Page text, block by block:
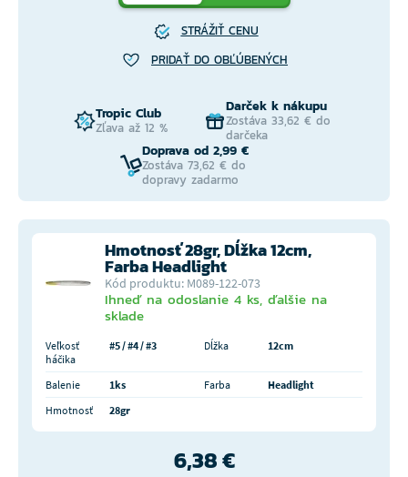
STRÁŽIŤ CENU
PRIDAŤ DO OBĽÚBENÝCH
Tropic Club
Zľava až 12 %
Darček k nákupu
Zostáva 33,62 € do
darčeka
Doprava od 2,99 €
Zostáva 73,62 € do
dopravy zadarmo
Hmotnosť 28gr, Dĺžka 12cm,
Farba Headlight
Kód produktu: M089-122-073
Ihneď na odoslanie 4 ks, ďalšie na
sklade
Veľkosť
háčika
#5 / #4 / #3 Dĺžka 12cm
Balenie 1ks Farba
Headlight
Hmotnosť
28gr
6,38 €